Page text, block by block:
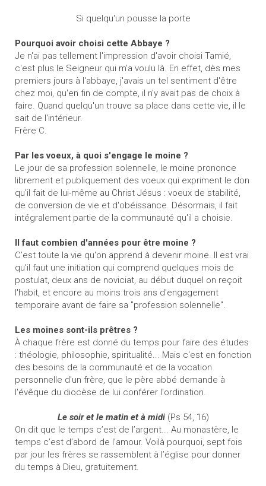
Si quelqu'un pousse la porte
Pourquoi avoir choisi cette Abbaye ?
Je n'ai pas tellement l'impression d'avoir choisi Tamié,
c'est plus le Seigneur qui m'a voulu là. En effet, dès mes
premiers jours à l'abbaye, j'avais un tel sentiment d'être
chez moi, qu'en fin de compte, il n'y avait pas de choix à
faire. Quand quelqu'un trouve sa place dans cette vie, il le
sait de l'intérieur.
Frère C.
Par les voeux, à quoi s'engage le moine ?
Le jour de sa profession solennelle, le moine prononce
librement et publiquement des voeux qui expriment le don
qu'il fait de lui-même au Christ Jésus : voeux de stabilité,
de conversion de vie et d'obéissance. Désormais, il fait
intégralement partie de la communauté qu'il a choisie.
Il faut combien d'années pour être moine ?
C’est toute la vie qu'on apprend à devenir moine. Il est vrai
qu'il faut une initiation qui comprend quelques mois de
postulat, deux ans de noviciat, au début duquel on reçoit
l'habit, et encore au moins trois ans d'engagement
temporaire avant de faire sa "profession solennelle".
Les moines sont-ils prêtres ?
À chaque frère est donné du temps pour faire des études
: théologie, philosophie, spiritualité... Mais c'est en fonction
des besoins de la communauté et de la vocation
personnelle d'un frère, que le père abbé demande à
l'évêque du diocèse de lui conférer l'ordination.
Le soir et le matin et à midi(Ps 54, 16)
On dit que le temps c’est de l’argent... Au monastère, le
temps c’est d’abord de l’amour. Voilà pourquoi, sept fois
par jour les frères se rassemblent à l’église pour donner
du temps à Dieu, gratuitement.